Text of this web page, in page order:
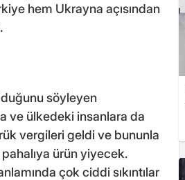
hem Ukrayna açısından
söyleyen
ve ülkedeki insanlara da
vergileri geldi ve bununla
ürün yiyecek.
çok ciddi sıkıntılar